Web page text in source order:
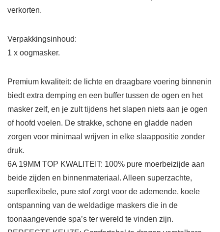
verkorten.
Verpakkingsinhoud:
1 x oogmasker.
Premium kwaliteit: de lichte en draagbare voering binnenin
biedt extra demping en een buffer tussen de ogen en het
masker zelf, en je zult tijdens het slapen niets aan je ogen
of hoofd voelen. De strakke, schone en gladde naden
zorgen voor minimaal wrijven in elke slaappositie zonder
druk.
6A 19MM TOP KWALITEIT: 100% pure moerbeizijde aan
beide zijden en binnenmateriaal. Alleen superzachte,
superflexibele, pure stof zorgt voor de ademende, koele
ontspanning van de weldadige maskers die in de
toonaangevende spa’s ter wereld te vinden zijn.